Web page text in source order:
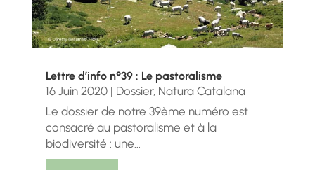
Lettre d’info n°39 : Le pastoralisme
16 Juin 2020| Dossier, Natura Catalana
Le dossier de notre 39ème numéro est
consacré au pastoralisme et à la
biodiversité : une...